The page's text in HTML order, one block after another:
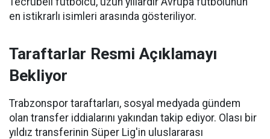
en istikrarlı isimleri arasında gösteriliyor.
Taraftarlar Resmi Açıklamayı
Bekliyor
Trabzonspor taraftarları, sosyal medyada gündem
olan transfer iddialarını yakından takip ediyor. Olası bir
yıldız transferinin Süper Lig'in uluslararası